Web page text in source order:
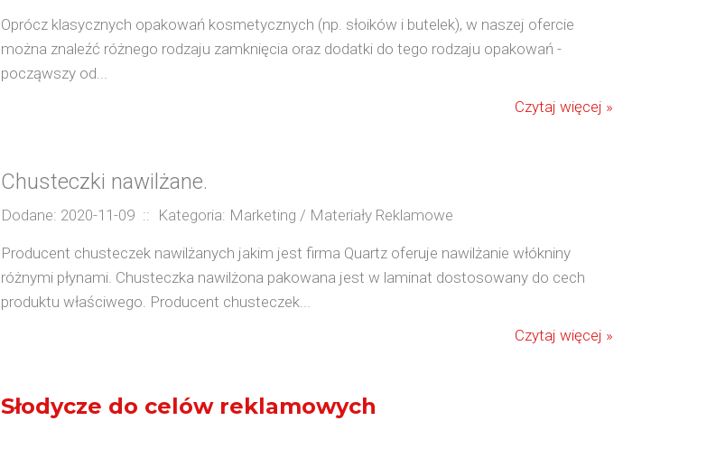
Oprócz klasycznych opakowań kosmetycznych (np. słoików i butelek), w naszej ofercie
można znaleźć różnego rodzaju zamknięcia oraz dodatki do tego rodzaju opakowań -
począwszy od...
Czytaj więcej »
Chusteczki nawilżane.
Dodane: 2020-11-09 :: Kategoria: Marketing / Materiały Reklamowe
Producent chusteczek nawilżanych jakim jest firma Quartz oferuje nawilżanie włókniny
różnymi płynami. Chusteczka nawilżona pakowana jest w laminat dostosowany do cech
produktu właściwego. Producent chusteczek...
Czytaj więcej »
Słodycze do celów reklamowych